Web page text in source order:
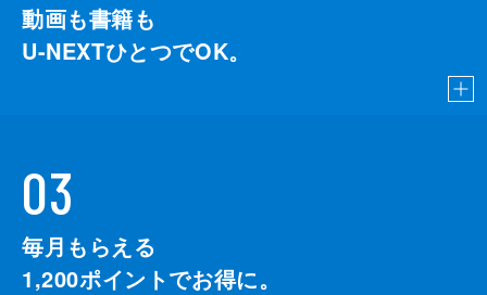
動画も書籍も
U-NEXTひとつでOK。
03
毎月もらえる
1,200ポイントでお得に。